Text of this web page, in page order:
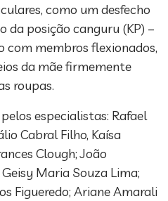
como um desfecho
da posição canguru (KP) –
com membros flexionados,
da mãe firmemente
roupas.
especialistas: Rafael
Cabral Filho, Kaísa
Clough; João
Maria Souza Lima;
Figueredo; Ariane Amarali